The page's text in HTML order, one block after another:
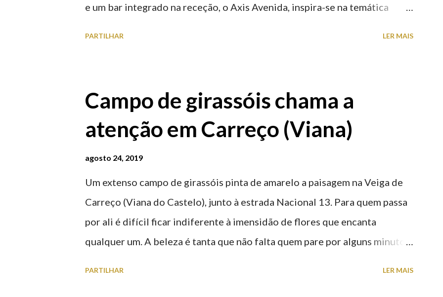
e um bar integrado na receção, o Axis Avenida, inspira-se na temática
PARTILHAR LER MAIS
Campo de girassóis chama a
atenção em Carreço (Viana)
agosto 24, 2019
Um extenso campo de girassóis pinta de amarelo a paisagem na Veiga de
Carreço (Viana do Castelo), junto à estrada Nacional 13. Para quem passa
por ali é difícil ficar indiferente à imensidão de flores que encanta
qualquer um. A beleza é tanta que não falta quem pare por alguns minutos
PARTILHAR LER MAIS